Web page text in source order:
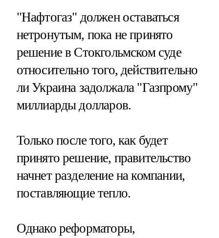
"Нафтогаз" должен оставаться
нетронутым, пока не принято
решение в Стокгольмском суде
относительно того, действительно
ли Украина задолжала "Газпрому"
миллиарды долларов.
Только после того, как будет
принято решение, правительство
начнет разделение на компании,
поставляющие тепло.
Однако реформаторы,